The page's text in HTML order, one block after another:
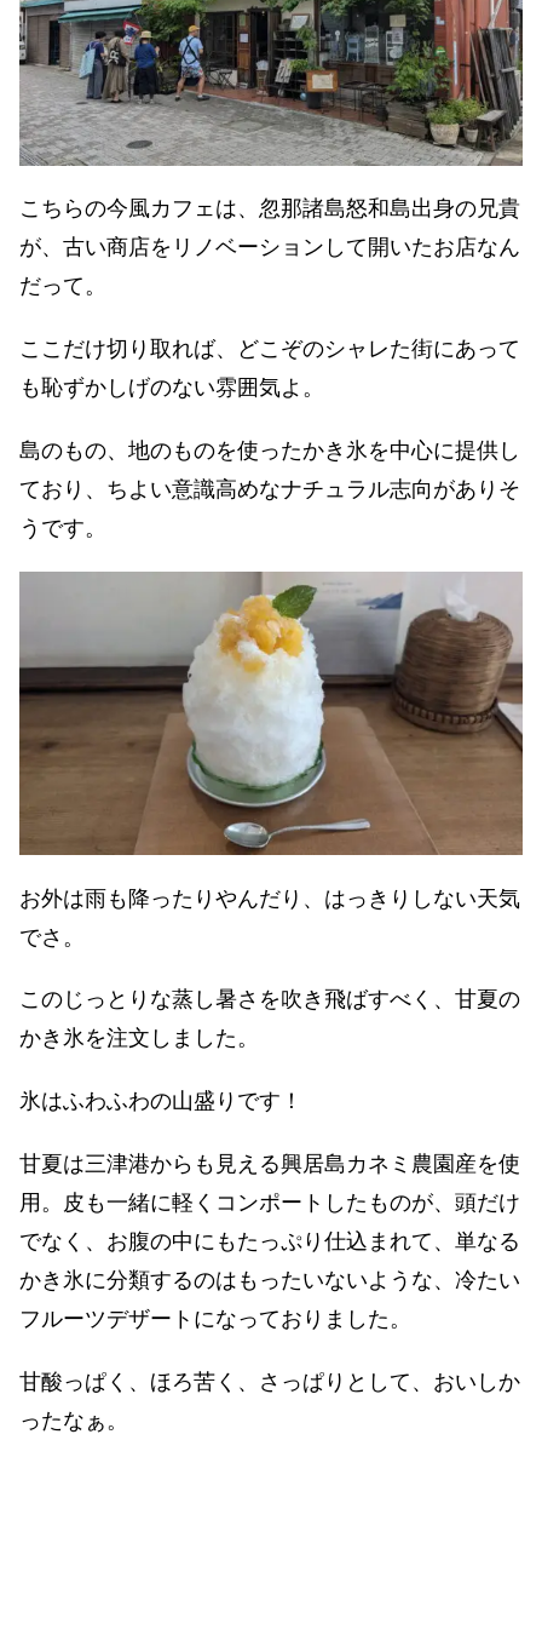
こちらの今風カフェは、忽那諸島怒和島出身の兄貴
が、古い商店をリノベーションして開いたお店なん
だって。
ここだけ切り取れば、どこぞのシャレた街にあって
も恥ずかしげのない雰囲気よ。
島のもの、地のものを使ったかき氷を中心に提供し
ており、ちよい意識高めなナチュラル志向がありそ
うです。
お外は雨も降ったりやんだり、はっきりしない天気
でさ。
このじっとりな蒸し暑さを吹き飛ばすべく、甘夏の
かき氷を注文しました。
氷はふわふわの山盛りです！
甘夏は三津港からも見える興居島カネミ農園産を使
用。皮も一緒に軽くコンポートしたものが、頭だけ
でなく、お腹の中にもたっぷり仕込まれて、単なる
かき氷に分類するのはもったいないような、冷たい
フルーツデザートになっておりました。
甘酸っぱく、ほろ苦く、さっぱりとして、おいしか
ったなぁ。